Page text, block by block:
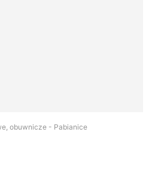
obuwnicze - Pabianice